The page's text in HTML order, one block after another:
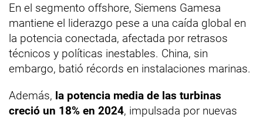
En el segmento offshore, Siemens Gamesa
mantiene el liderazgo pese a una caída global en
la potencia conectada, afectada por retrasos
técnicos y políticas inestables. China, sin
embargo, batió récords en instalaciones marinas.
Además, la potencia media de las turbinas
creció un 18% en 2024, impulsada por nuevas